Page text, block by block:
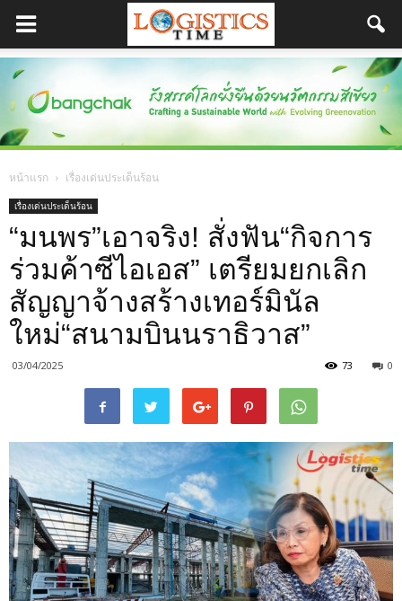
หน้าแรก เรื่องเด่นประเด็นร้อน
เรื่องเด่นประเด็นร้อน
“มนพร”เอาจริง! สั่งฟัน“กิจการ
ร่วมค้าซีไอเอส” เตรียมยกเลิก
สัญญาจ้างสร้างเทอร์มินัล
ใหม่“สนามบินนราธิวาส”
03/04/2025 0
73